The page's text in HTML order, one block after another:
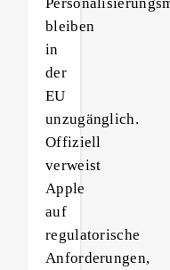
bleiben
in
der
EU
unzugänglich.
Offiziell
verweist
Apple
auf
regulatorische
Anforderungen,